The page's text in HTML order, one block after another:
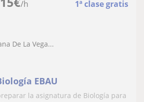
/h 1ª clase gratis
De La Vega...
EBAU
la asignatura de Biología para